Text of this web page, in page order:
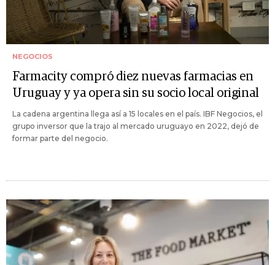
NEGOCIOS
Farmacity compró diez nuevas farmacias en
Uruguay y ya opera sin su socio local original
La cadena argentina llega así a 15 locales en el país. IBF Negocios, el
grupo inversor que la trajo al mercado uruguayo en 2022, dejó de
formar parte del negocio.